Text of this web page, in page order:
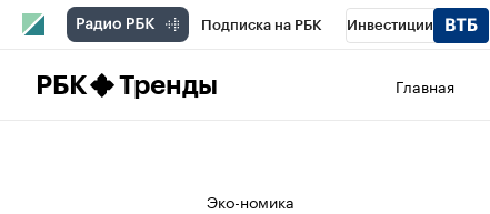
Подписка на РБК Инвестиции
РБК Тренды Главная
Эко-номика